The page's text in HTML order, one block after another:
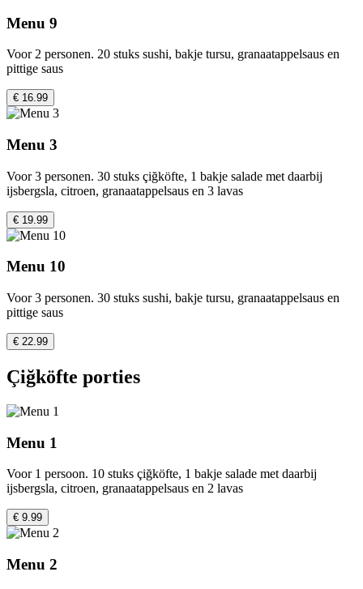
Menu 9
Voor 2 personen. 20 stuks sushi, bakje tursu, granaatappelsaus en
pittige saus
€ 16.99
Menu 3
Voor 3 personen. 30 stuks çiğköfte, 1 bakje salade met daarbij
ijsbergsla, citroen, granaatappelsaus en 3 lavas
€ 19.99
Menu 10
Voor 3 personen. 30 stuks sushi, bakje tursu, granaatappelsaus en
pittige saus
€ 22.99
Çiğköfte porties
Menu 1
Voor 1 persoon. 10 stuks çiğköfte, 1 bakje salade met daarbij
ijsbergsla, citroen, granaatappelsaus en 2 lavas
€ 9.99
Menu 2